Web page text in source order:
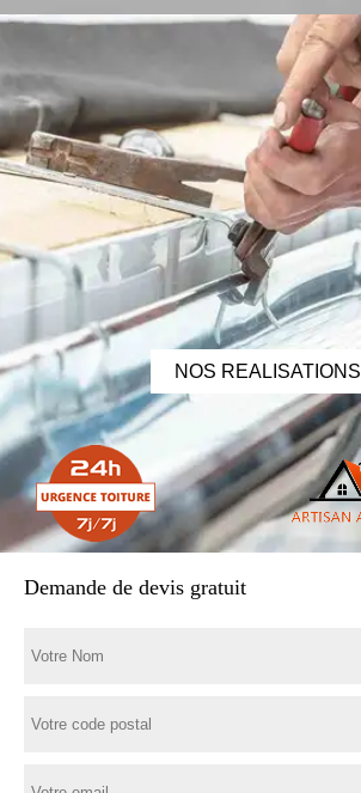
NOS REALISATIONS
Demande de devis gratuit